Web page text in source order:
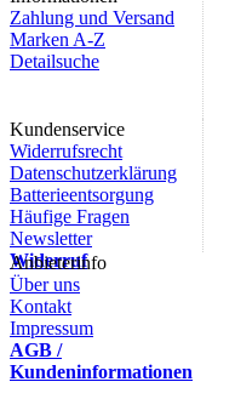
Zahlung und Versand
Marken A-Z
Detailsuche
Kundenservice
Widerrufsrecht
Datenschutzerklärung
Batterieentsorgung
Häufige Fragen
Newsletter
Widerruf
Anbieterinfo
Über uns
Kontakt
Impressum
AGB /
Kundeninformationen